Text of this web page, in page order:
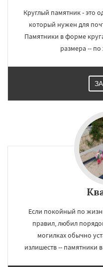
Круглый памятник - это
который нужен для
Памятники в форме
размера --
Если покойный по
правил, любил
могилках обычно
излишеств -- памятники